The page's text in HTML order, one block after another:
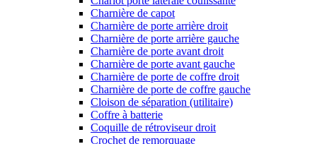
Charnière de capot
Charnière de porte arrière droit
Charnière de porte arrière gauche
Charnière de porte avant droit
Charnière de porte avant gauche
Charnière de porte de coffre droit
Charnière de porte de coffre gauche
Cloison de séparation (utilitaire)
Coffre à batterie
Coquille de rétroviseur droit
Crochet de remorquage